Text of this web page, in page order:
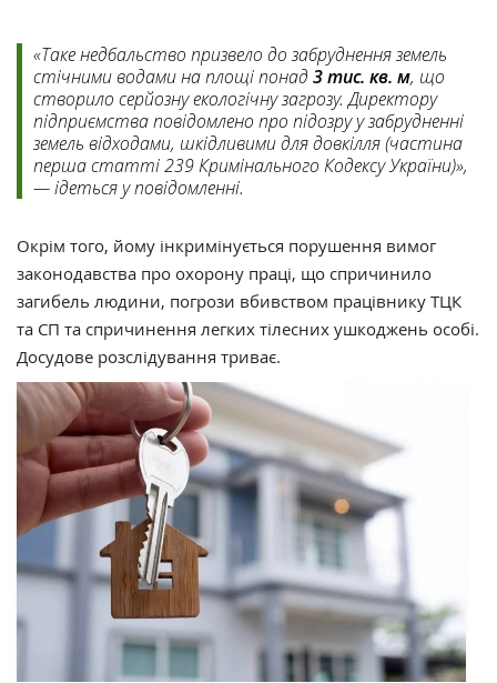
«Таке недбальство призвело до забруднення земель
стічними водами на площі понад 3 тис. кв. м, що
створило серйозну екологічну загрозу. Директору
підприємства повідомлено про підозру у забрудненні
земель відходами, шкідливими для довкілля (частина
перша статті 239 Кримінального Кодексу України)»,
— ідеться у повідомленні.
Окрім того, йому інкримінується порушення вимог
законодавства про охорону праці, що спричинило
загибель людини, погрози вбивством працівнику ТЦК
та СП та спричинення легких тілесних ушкоджень особі.
Досудове розслідування триває.